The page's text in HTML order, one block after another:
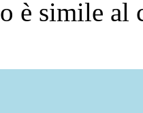
è simile al